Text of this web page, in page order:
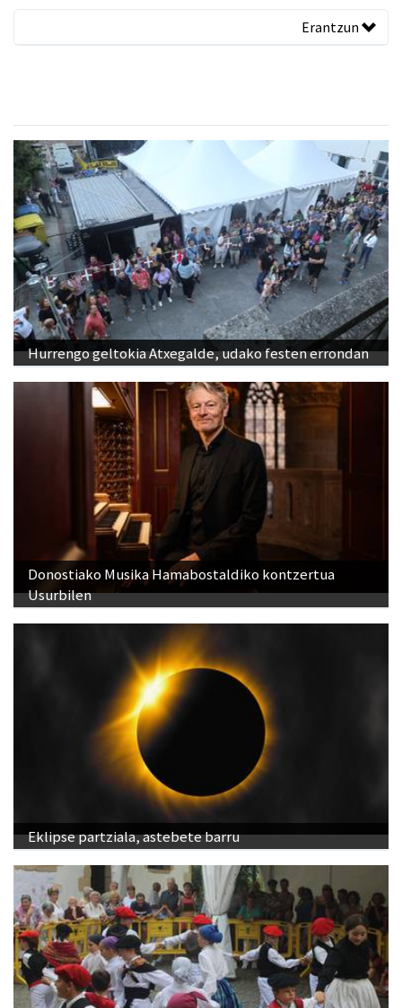
Erantzun
Hurrengo geltokia Atxegalde, udako festen errondan
Donostiako Musika Hamabostaldiko kontzertua
Usurbilen
Eklipse partziala, astebete barru